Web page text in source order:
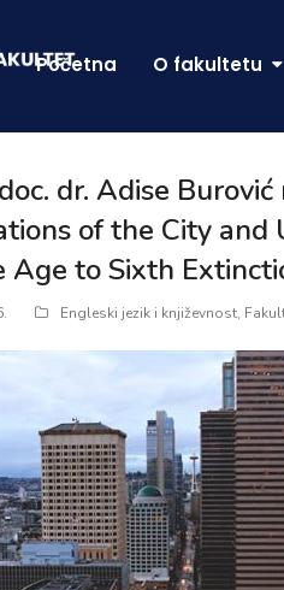
Početna O fakultetu
dr. Adise
of the City
Age to Sixth
Engleski jezik i književnost,